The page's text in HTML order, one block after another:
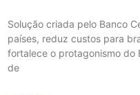
Solução criada pelo Banco
países, reduz custos para
fortalece o protagonismo do
de